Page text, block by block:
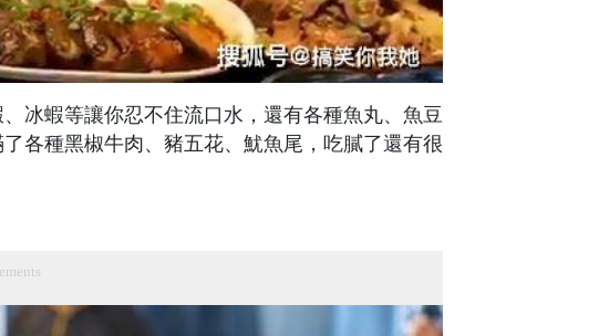
冰蝦等讓你忍不住流口水，還有各種魚丸、魚豆
各種黑椒牛肉、豬五花、魷魚尾，吃膩了還有很